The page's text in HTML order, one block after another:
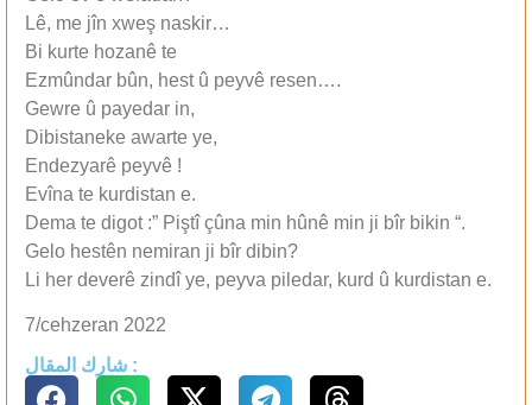
Lê, me jîn xweş naskir…
Bi kurte hozanê te
Ezmûndar bûn, hest û peyvê resen….
Gewre û payedar in,
Dibistaneke awarte ye,
Endezyarê peyvê !
Evîna te kurdistan e.
Dema te digot :” Piştî çûna min hûnê min ji bîr bikin “.
Gelo hestên nemiran ji bîr dibin?
Li her deverê zindî ye, peyva piledar, kurd û kurdistan e.
7/cehzeran 2022
شارك المقال :